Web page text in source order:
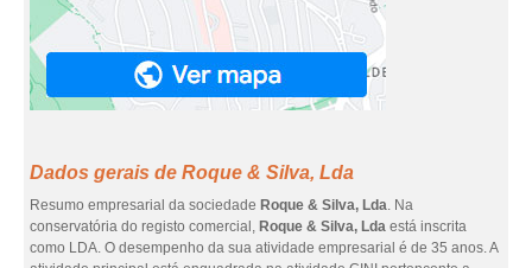
Dados gerais de Roque & Silva, Lda
Resumo empresarial da sociedade Roque & Silva, Lda. Na
conservatória do registo comercial, Roque & Silva, Lda está inscrita
como LDA. O desempenho da sua atividade empresarial é de 35 anos. A